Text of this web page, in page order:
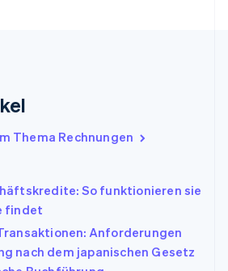
Thema Rechnungen
So funktionieren sie
findet
Anforderungen
nach dem japanischen Gesetz